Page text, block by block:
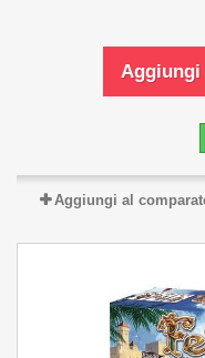
Aggiungi al